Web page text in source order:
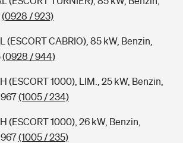
(0928 / 923)
(ESCORT CABRIO), 85 kW, Benzin,
(0928 / 944)
(ESCORT 1000), LIM., 25 kW, Benzin,
(1005 / 234)
(ESCORT 1000), 26 kW, Benzin,
(1005 / 235)